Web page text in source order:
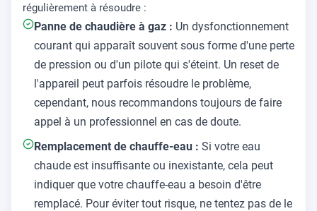
régulièrement à résoudre :
Panne de chaudière à gaz : Un dysfonctionnement
courant qui apparaît souvent sous forme d'une perte
de pression ou d'un pilote qui s'éteint. Un reset de
l'appareil peut parfois résoudre le problème,
cependant, nous recommandons toujours de faire
appel à un professionnel en cas de doute.
Remplacement de chauffe-eau : Si votre eau
chaude est insuffisante ou inexistante, cela peut
indiquer que votre chauffe-eau a besoin d'être
remplacé. Pour éviter tout risque, ne tentez pas de le